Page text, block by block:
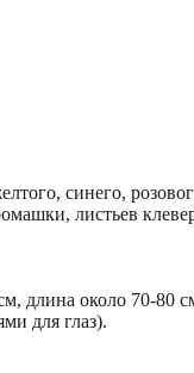
синего,
листьев
длина около 70-80
для глаз).